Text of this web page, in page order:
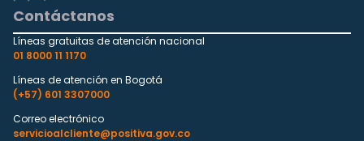
Contáctanos
Líneas gratuitas de atención nacional
01 8000 11 1170
Líneas de atención en Bogotá
(+57) 601 3307000
Correo electrónico
servicioalcliente@positiva.gov.co